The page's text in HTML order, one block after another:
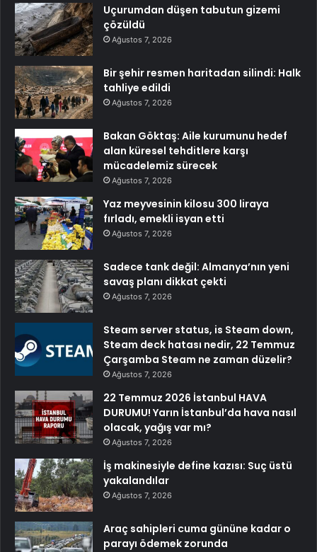
Uçurumdan düşen tabutun gizemi
çözüldü
Ağustos 7, 2026
Bir şehir resmen haritadan silindi: Halk
tahliye edildi
Ağustos 7, 2026
Bakan Göktaş: Aile kurumunu hedef
alan küresel tehditlere karşı
mücadelemiz sürecek
Ağustos 7, 2026
Yaz meyvesinin kilosu 300 liraya
fırladı, emekli isyan etti
Ağustos 7, 2026
Sadece tank değil: Almanya’nın yeni
savaş planı dikkat çekti
Ağustos 7, 2026
Steam server status, is Steam down,
Steam deck hatası nedir, 22 Temmuz
Çarşamba Steam ne zaman düzelir?
Ağustos 7, 2026
22 Temmuz 2026 İstanbul HAVA
DURUMU! Yarın İstanbul’da hava nasıl
olacak, yağış var mı?
Ağustos 7, 2026
İş makinesiyle define kazısı: Suç üstü
yakalandılar
Ağustos 7, 2026
Araç sahipleri cuma gününe kadar o
parayı ödemek zorunda